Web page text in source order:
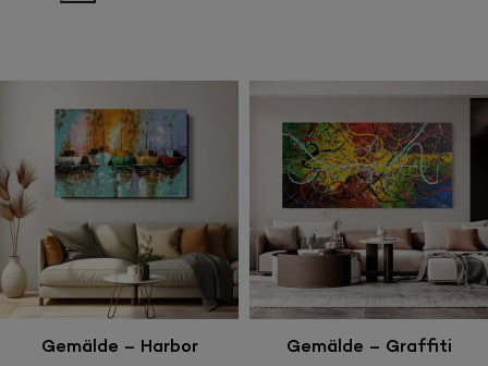
In den Warenkorb
Gemälde – Harbor In den Warenkorb
Gemälde – Graffiti